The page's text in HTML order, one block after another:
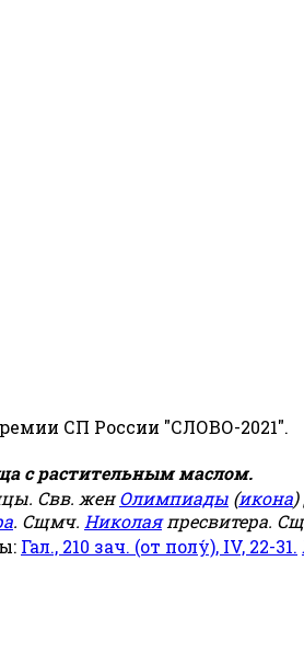
СП России "СЛОВО-2021".
с растительным маслом.
Свв. женОлимпиады (икона
. Сщмч. Николаяпресвитера.
Гал., 210 зач. (от полу́), IV, 22-31.